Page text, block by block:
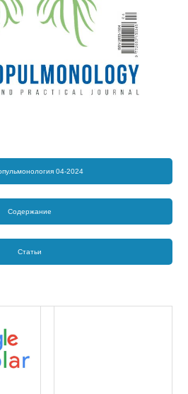
04-2024
Содержание
Статьи